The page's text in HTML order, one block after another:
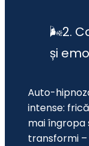
🌬️2.
și
Auto-
intense:
mai îngropa
transformi